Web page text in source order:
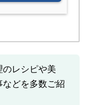
レシピや美
どを多数ご紹